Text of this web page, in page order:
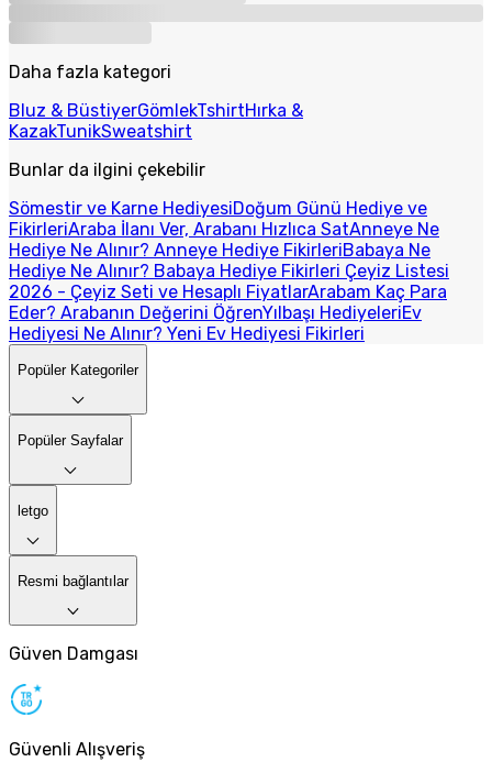
Daha fazla kategori
Bluz & BüstiyerGömlekTshirtHırka &
KazakTunikSweatshirt
Bunlar da ilgini çekebilir
Sömestir ve Karne HediyesiDoğum Günü Hediye ve
FikirleriAraba İlanı Ver, Arabanı Hızlıca SatAnneye Ne
Hediye Ne Alınır? Anneye Hediye FikirleriBabaya Ne
Hediye Ne Alınır? Babaya Hediye Fikirleri Çeyiz Listesi
2026 - Çeyiz Seti ve Hesaplı FiyatlarArabam Kaç Para
Eder? Arabanın Değerini ÖğrenYılbaşı HediyeleriEv
Hediyesi Ne Alınır? Yeni Ev Hediyesi Fikirleri
Popüler Kategoriler
Popüler Sayfalar
letgo
Resmi bağlantılar
Güven Damgası
Güvenli Alışveriş